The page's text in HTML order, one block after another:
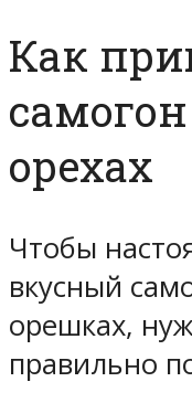
Как
орехах
Чтобы
вкусный
орешках,
правильно